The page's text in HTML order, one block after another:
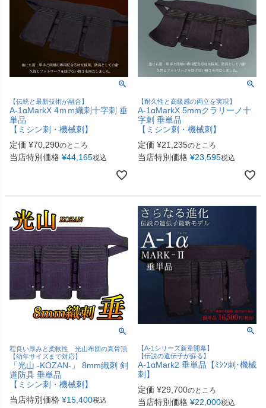
【伝統と最新技術が融合】
A-1αMarkX 4ｍｍ織刺十字刺 垂
単品
【ミシン刺・機械刺】
定価 ¥70,290のところ
当店特別価格 ¥44,165税込
【耐久性と高級感の両立を実現】
A-1αMarkX 5mmクラリーノ十
字刺 垂単品
【ミシン刺・機械刺】
定価 ¥21,235のところ
当店特別価格 ¥23,595税込
程良い厚みと柔軟性 光山布団の真骨頂
【幼年サイズまで対応】
「光山 -KOZAN-」 8mm織刺 剣
道防具 垂単品
【ミシン刺・機械刺】
当店特別価格 ¥15,400税込
【A-1シリーズ新章開幕】
【伝説の遺伝子が蘇る】
A-1αMark2 垂単品【ﾐｼﾝ刺･機械
刺】
定価 ¥29,700のところ
当店特別価格 ¥22,000税込